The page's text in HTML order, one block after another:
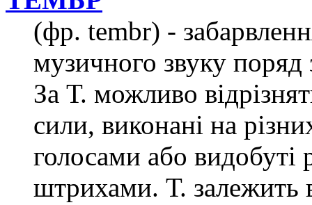
(фр. tembr) -
музичного звуку
За Т. можливо
сили, виконані на
голосами або
штрихами. Т. залежить